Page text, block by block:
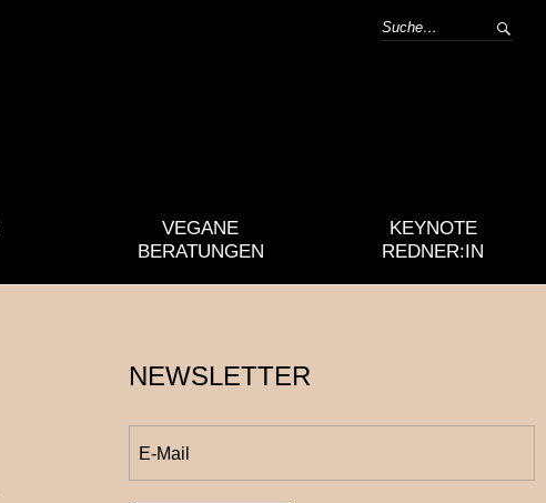
VEGANE
BERATUNGEN
KEYNOTE
REDNER:IN
NEWSLETTER